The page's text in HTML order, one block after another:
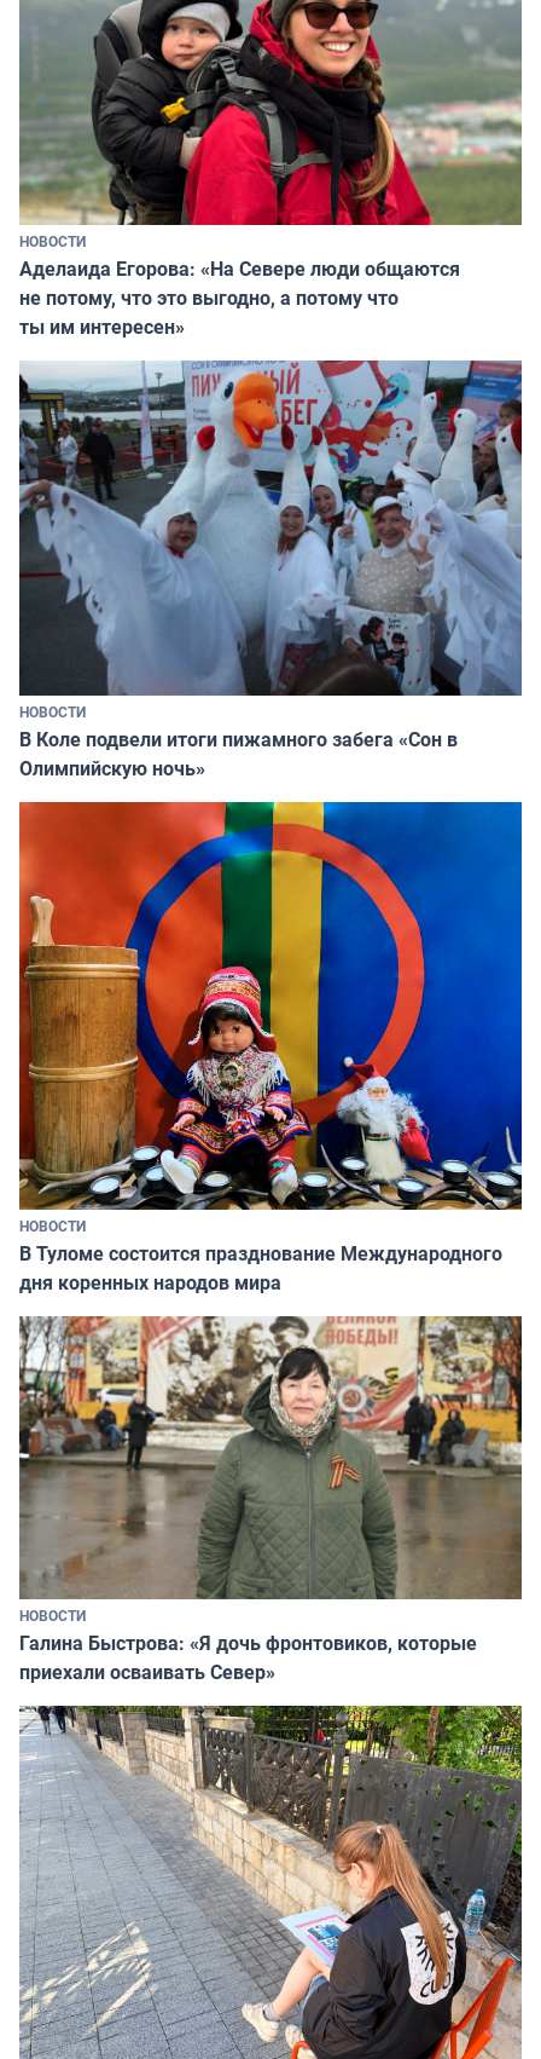
НОВОСТИ
Аделаида Егорова: «На Севере люди общаются
не потому, что это выгодно, а потому что
ты им интересен»
НОВОСТИ
В Коле подвели итоги пижамного забега «Сон в
Олимпийскую ночь»
НОВОСТИ
В Туломе состоится празднование Международного
дня коренных народов мира
НОВОСТИ
Галина Быстрова: «Я дочь фронтовиков, которые
приехали осваивать Север»